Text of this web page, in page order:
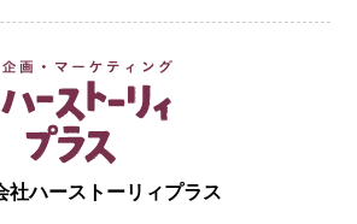
社ハーストーリィプラス